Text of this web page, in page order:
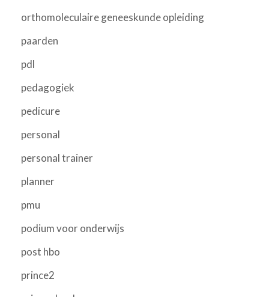
orthomoleculaire geneeskunde opleiding
paarden
pdl
pedagogiek
pedicure
personal
personal trainer
planner
pmu
podium voor onderwijs
post hbo
prince2